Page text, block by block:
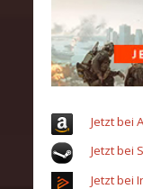
Jetzt bei
Jetzt bei
Jetzt bei